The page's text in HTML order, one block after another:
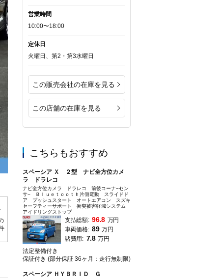
クルマで過ごす時間がもっと好きになる、快適装備が充実！スペーシア Ｈ
問い合わせください♪
営業時間
10:00〜18:00
定休日
火曜日、第2・第3水曜日
この販売会社の在庫を見る
この店舗の在庫を見る
こちらもおすすめ
スペーシア Ｘ ２型 ナビ全方位カメ
ラ ドラレコ
ナビ全方位カメラ ドラレコ 前後コーナ−セン
サ− Ｂｌｕｅｔｏｏｔｈ片側電動 スライドド
ア プッシュスタート オートエアコン スズキ
セーフティーサポート 衝突被害軽減システム
アイドリングストップ
支払総額: 96.8 万円
車両価格: 89 万円
諸費用: 7.8 万円
法定整備付き
保証付き (部分保証 36ヶ月：走行無制限)
スペーシア ＨＹＢＲＩＤ Ｇ